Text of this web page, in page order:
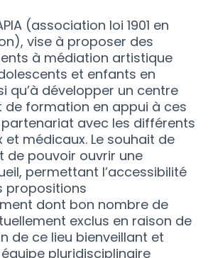
(association loi 1901 en
vise à proposer des
à médiation artistique
et enfants en
qu’à développer un centre
de formation en appui à ces
avec les différents
médicaux. Le souhait de
de pouvoir ouvrir une
permettant l’accessibilité
propositions
dont bon nombre de
exclus en raison de
de ce lieu bienveillant et
pluridisciplinaire